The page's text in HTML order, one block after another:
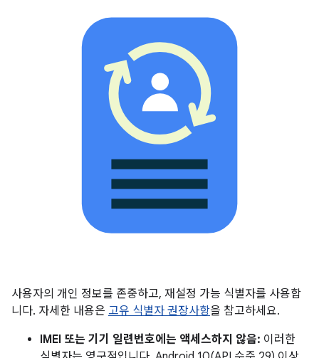
사용자의 개인 정보를 존중하고, 재설정 가능 식별자를 사용합
니다. 자세한 내용은 고유 식별자 권장사항을 참고하세요.
IMEI 또는 기기 일련번호에는 액세스하지 않음: 이러한